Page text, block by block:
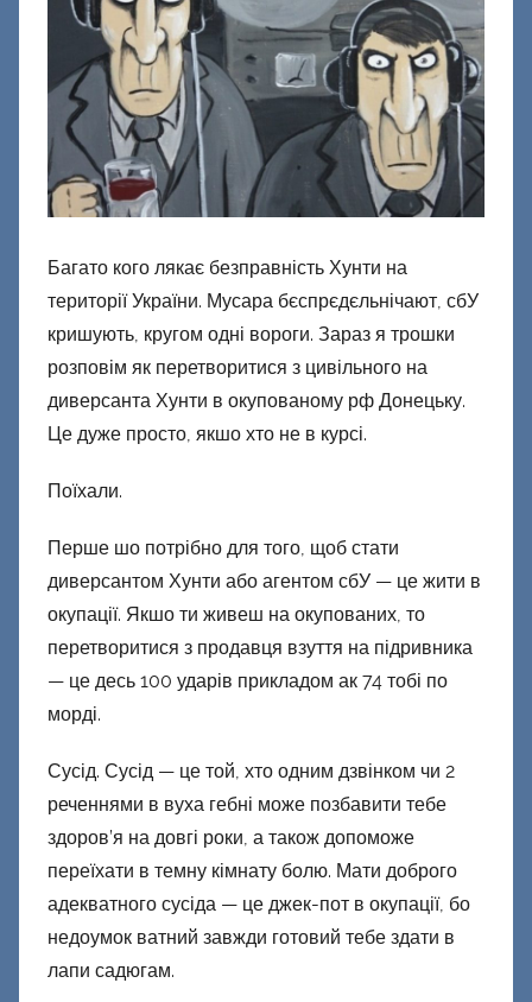
м
и
к
Д
н
е
ц
к
и
й
Багато кого лякає безправність Хунти на
території України. Мусара бєспрєдєльнічают, сбУ
кришують, кругом одні вороги. Зараз я трошки
розповім як перетворитися з цивільного на
диверсанта Хунти в окупованому рф Донецьку.
Це дуже просто, якшо хто не в курсі.
Поїхали.
Перше шо потрібно для того, щоб стати
диверсантом Хунти або агентом сбУ — це жити в
окупації. Якшо ти живеш на окупованих, то
перетворитися з продавця взуття на підривника
— це десь 100 ударів прикладом ак 74 тобі по
морді.
Сусід. Сусід — це той, хто одним дзвінком чи 2
реченнями в вуха гебні може позбавити тебе
здоров’я на довгі роки, а також допоможе
переїхати в темну кімнату болю. Мати доброго
адекватного сусіда — це джек-пот в окупації, бо
недоумок ватний завжди готовий тебе здати в
лапи садюгам.